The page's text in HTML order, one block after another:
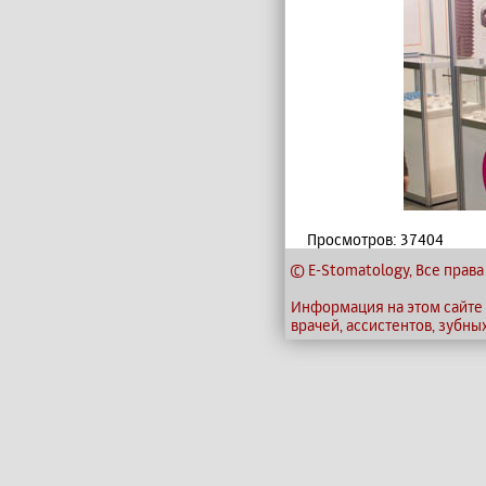
Просмотров: 37404
© E-Stomatology, Все
Информация на этом
врачей, ассистентов,